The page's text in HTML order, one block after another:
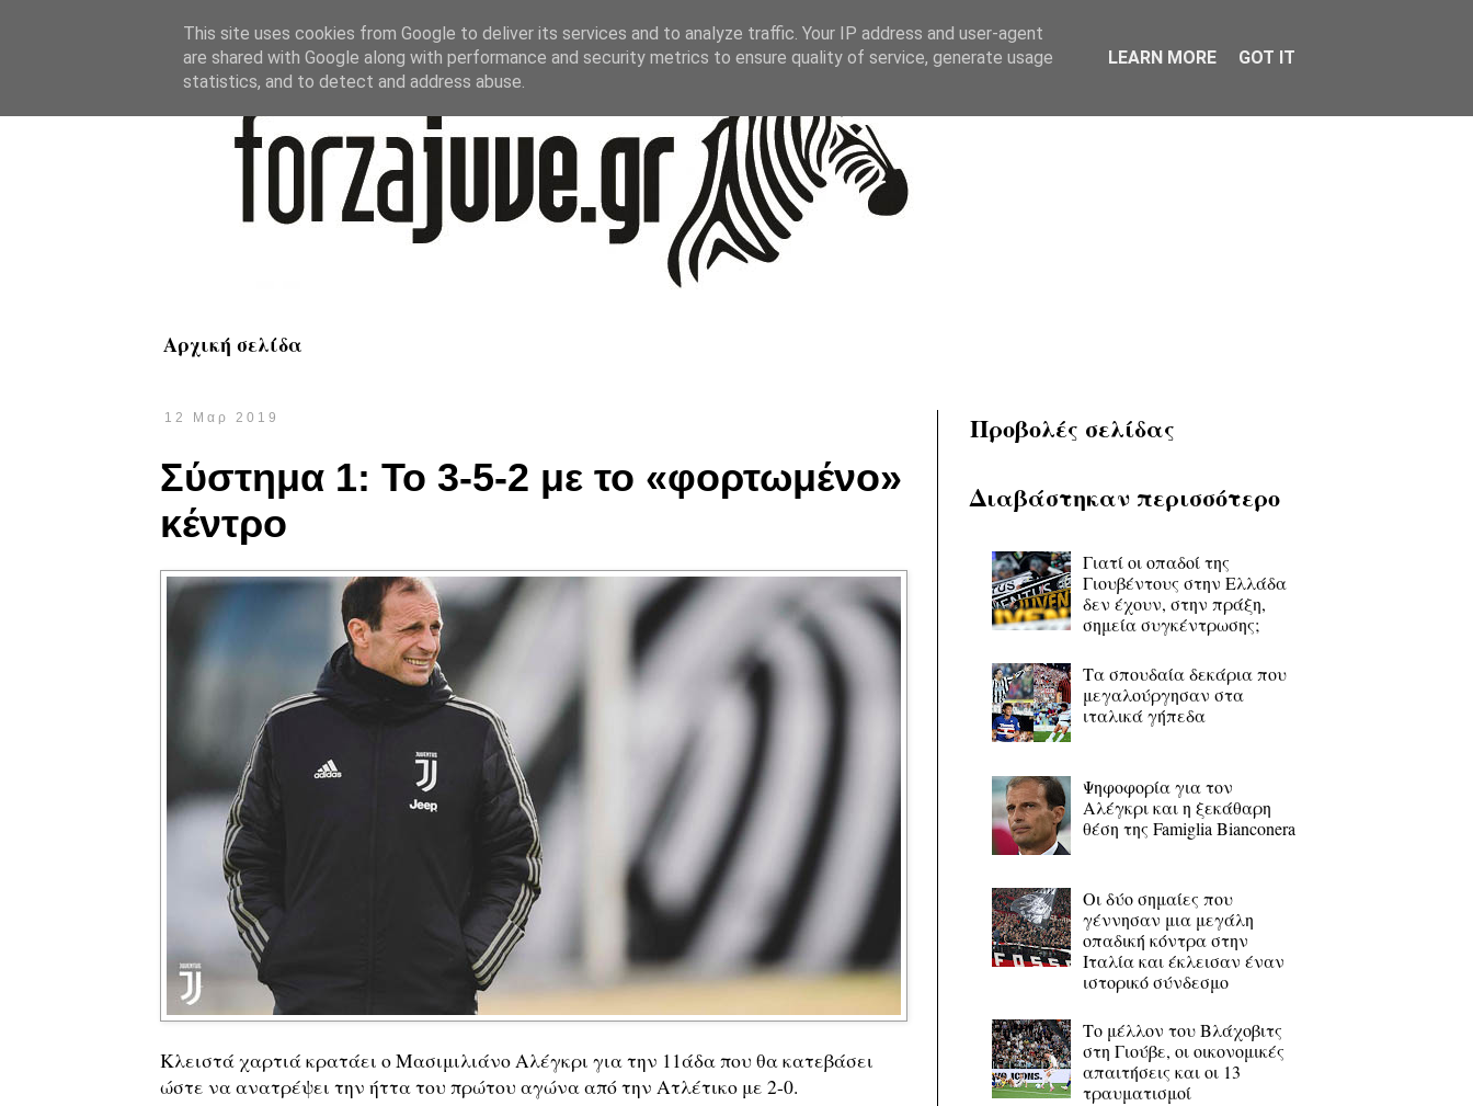
Αρχική σελίδα
12 Μαρ 2019
Σύστημα 1: Το 3-5-2 με το «φορτωμένο»
κέντρο
Κλειστά χαρτιά κρατάει ο Μασιμιλιάνο Αλέγκρι για την 11άδα που θα κατεβάσει
ώστε να ανατρέψει την ήττα του πρώτου αγώνα από την Ατλέτικο με 2-0.
Προβολές σελίδας
Διαβάστηκαν περισσότερο
Γιατί οι οπαδοί της
Γιουβέντους στην Ελλάδα
δεν έχουν, στην πράξη,
σημεία συγκέντρωσης;
Τα σπουδαία δεκάρια που
μεγαλούργησαν στα
ιταλικά γήπεδα
Ψηφοφορία για τον
Αλέγκρι και η ξεκάθαρη
θέση της Famiglia Bianconera
Οι δύο σημαίες που
γέννησαν μια μεγάλη
οπαδική κόντρα στην
Ιταλία και έκλεισαν έναν
ιστορικό σύνδεσμο
Το μέλλον του Βλάχοβιτς
στη Γιούβε, οι οικονομικές
απαιτήσεις και οι 13
τραυματισμοί
This site uses cookies from Google to deliver its services and to analyze traffic. Your IP address and user-agent
are shared with Google along with performance and security metrics to ensure quality of service, generate usage
statistics, and to detect and address abuse.
LEARN MORE GOT IT